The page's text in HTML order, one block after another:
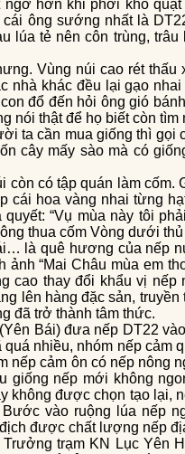
ông sướng nhất là
lúa tẻ nên côn trùng,
nhà khác đều lại gạo
đổ đến hỏi ông gió
nói thật để họ biết còn tìm
cây mấy sào mà có
cái hoa vàng nhai từng
“Vụ mùa này tôi
thua cốm Vòng dưới thủ
ảnh “Mai Châu mùa em
cao thay đổi khẩu vị nếp
lên hàng đặc sản,
đã trở thành tâm thức.
nhiều, nhóm nếp cảm
nếp cảm ôn có nếp nông
giống nếp mới không
không được chọn tạo lại,
vào ruộng lúa nếp
được chất lượng nếp